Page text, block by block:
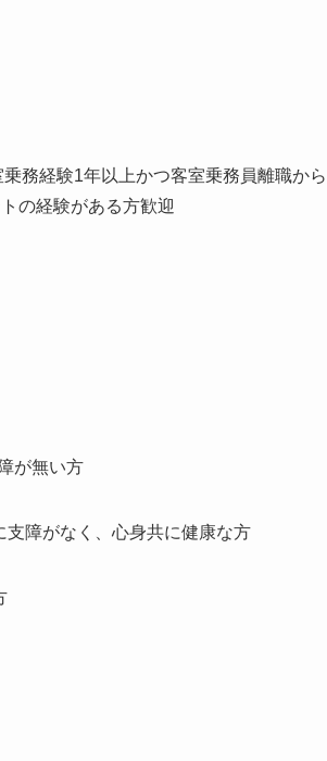
務経験1年以上かつ客室乗務員離職か
の経験がある方歓迎
が無い方
支障がなく、心身共に健康な方